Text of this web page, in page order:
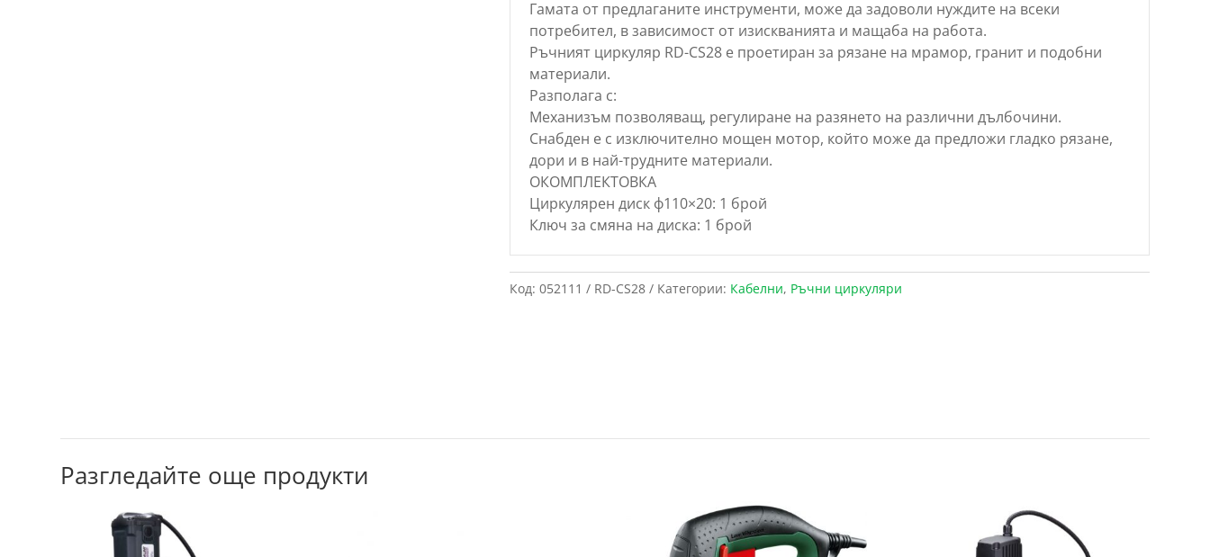
Гамата от предлаганите инструменти, може да задоволи нуждите на всеки
потребител, в зависимост от изискванията и мащаба на работа.
Ръчният циркуляр RD-CS28 е проетиран за рязане на мрамор, гранит и подобни
материали.
Разполага с:
Механизъм позволяващ, регулиране на разянето на различни дълбочини.
Снабден е с изключително мощен мотор, който може да предложи гладко рязане,
дори и в най-трудните материали.
ОКОМПЛЕКТОВКА
Циркулярен диск ф110×20: 1 брой
Ключ за смяна на диска: 1 брой
Код: 052111 / RD-CS28 Категории: Кабелни, Ръчни циркуляри
Разгледайте още продукти